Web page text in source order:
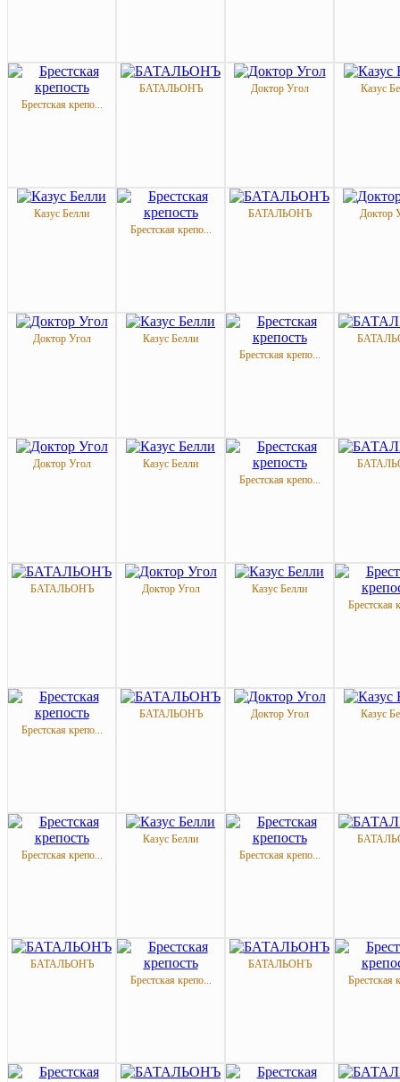
Брестская крепо...
БАТАЛЬОНЪ Доктор Угол Казус
Казус Белли
Брестская крепо...
БАТАЛЬОНЪ Доктор
Доктор Угол
Казус Белли
Брестская крепо...
Доктор Угол
Казус Белли
Брестская крепо...
БАТАЛЬОНЪ Доктор Угол
Казус Белли
Брестская
Брестская крепо...
БАТАЛЬОНЪ Доктор Угол Казус
Брестская крепо...
Казус Белли
Брестская крепо...
БАТАЛЬОНЪ
Брестская крепо...
БАТАЛЬОНЪ
Брестская